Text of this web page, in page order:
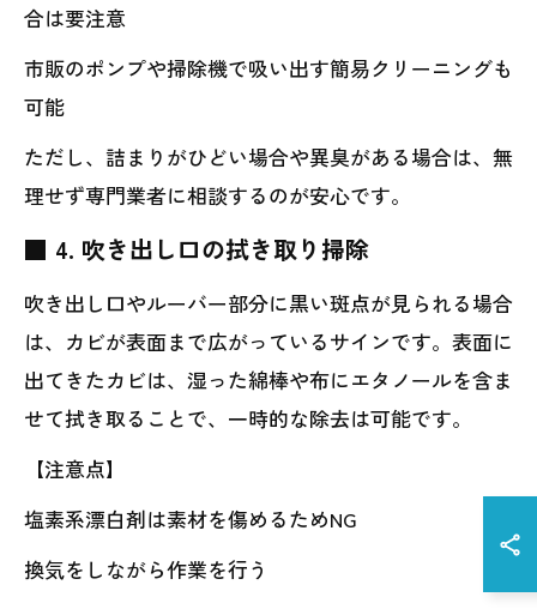
合は要注意
市販のポンプや掃除機で吸い出す簡易クリーニングも
可能
ただし、詰まりがひどい場合や異臭がある場合は、無
理せず専門業者に相談するのが安心です。
■ 4. 吹き出し口の拭き取り掃除
吹き出し口やルーバー部分に黒い斑点が見られる場合
は、カビが表面まで広がっているサインです。表面に
出てきたカビは、湿った綿棒や布にエタノールを含ま
せて拭き取ることで、一時的な除去は可能です。
【注意点】
塩素系漂白剤は素材を傷めるためNG
換気をしながら作業を行う